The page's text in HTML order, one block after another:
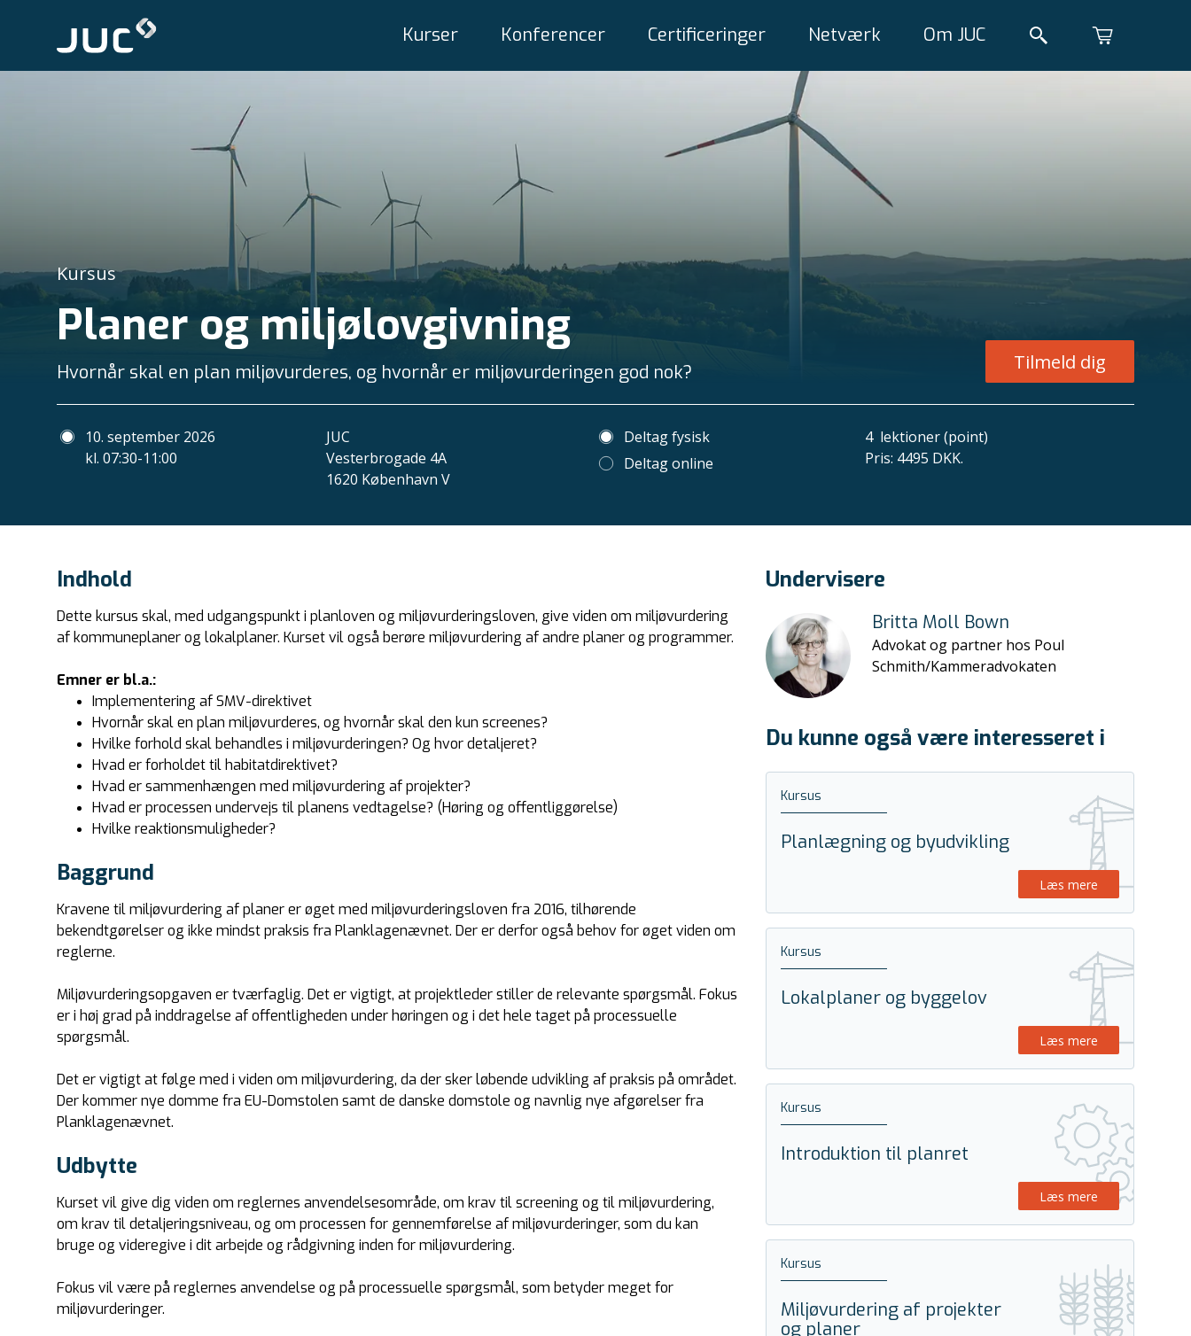
Kurser Konferencer Certificeringer Netværk Om JUC
Kursus
Planer og miljølovgivning
Hvornår skal en plan miljøvurderes, og hvornår er miljøvurderingen god nok? Tilmeld dig
10. september 2026
kl. 07:30-11:00
JUC
Vesterbrogade 4A
1620 København V
Deltag fysisk
Deltag online
4 lektioner (point)
Pris: 4495 DKK.
Undervisere
Britta Moll Bown
Advokat og partner hos Poul
Schmith/Kammeradvokaten
Du kunne også være interesseret i
Kursus
Planlægning og byudvikling
Læs mere
Kursus
Lokalplaner og byggelov
Læs mere
Kursus
Introduktion til planret
Læs mere
Kursus
Miljøvurdering af projekter
og planer
Indhold
Dette kursus skal, med udgangspunkt i planloven og miljøvurderingsloven, give viden om miljøvurdering
af kommuneplaner og lokalplaner. Kurset vil også berøre miljøvurdering af andre planer og programmer.
Emner er bl.a.:
Implementering af SMV-direktivet
Hvornår skal en plan miljøvurderes, og hvornår skal den kun screenes?
Hvilke forhold skal behandles i miljøvurderingen? Og hvor detaljeret?
Hvad er forholdet til habitatdirektivet?
Hvad er sammenhængen med miljøvurdering af projekter?
Hvad er processen undervejs til planens vedtagelse? (Høring og offentliggørelse)
Hvilke reaktionsmuligheder?
Baggrund
Kravene til miljøvurdering af planer er øget med miljøvurderingsloven fra 2016, tilhørende
bekendtgørelser og ikke mindst praksis fra Planklagenævnet. Der er derfor også behov for øget viden om
reglerne.
Miljøvurderingsopgaven er tværfaglig. Det er vigtigt, at projektleder stiller de relevante spørgsmål. Fokus
er i høj grad på inddragelse af offentligheden under høringen og i det hele taget på processuelle
spørgsmål.
Det er vigtigt at følge med i viden om miljøvurdering, da der sker løbende udvikling af praksis på området.
Der kommer nye domme fra EU-Domstolen samt de danske domstole og navnlig nye afgørelser fra
Planklagenævnet.
Udbytte
Kurset vil give dig viden om reglernes anvendelsesområde, om krav til screening og til miljøvurdering,
om krav til detaljeringsniveau, og om processen for gennemførelse af miljøvurderinger, som du kan
bruge og videregive i dit arbejde og rådgivning inden for miljøvurdering.
Fokus vil være på reglernes anvendelse og på processuelle spørgsmål, som betyder meget for
miljøvurderinger.